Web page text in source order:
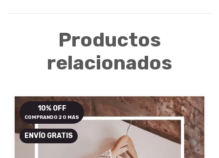
Productos
relacionados
10% OFF
COMPRANDO 2 O MÁS
ENVÍO GRATIS